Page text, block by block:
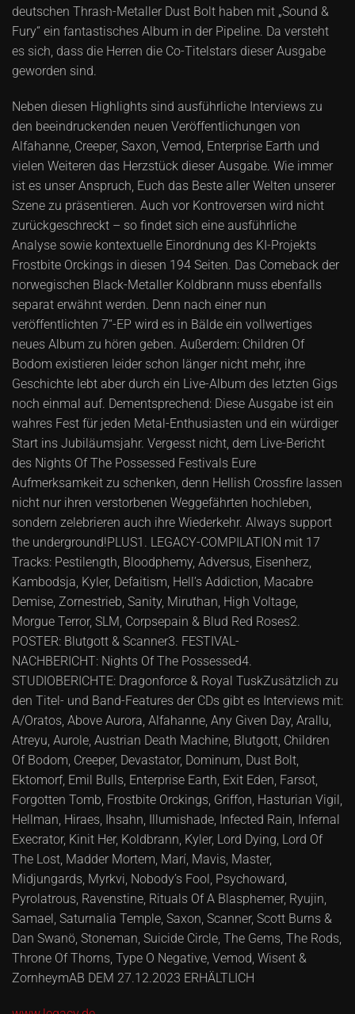
deutschen Thrash-Metaller Dust Bolt haben mit „Sound &
Fury“ ein fantastisches Album in der Pipeline. Da versteht
es sich, dass die Herren die Co-Titelstars dieser Ausgabe
geworden sind.
Neben diesen Highlights sind ausführliche Interviews zu
den beeindruckenden neuen Veröffentlichungen von
Alfahanne, Creeper, Saxon, Vemod, Enterprise Earth und
vielen Weiteren das Herzstück dieser Ausgabe. Wie immer
ist es unser Anspruch, Euch das Beste aller Welten unserer
Szene zu präsentieren. Auch vor Kontroversen wird nicht
zurückgeschreckt – so findet sich eine ausführliche
Analyse sowie kontextuelle Einordnung des KI-Projekts
Frostbite Orckings in diesen 194 Seiten. Das Comeback der
norwegischen Black-Metaller Koldbrann muss ebenfalls
separat erwähnt werden. Denn nach einer nun
veröffentlichten 7“-EP wird es in Bälde ein vollwertiges
neues Album zu hören geben. Außerdem: Children Of
Bodom existieren leider schon länger nicht mehr, ihre
Geschichte lebt aber durch ein Live-Album des letzten Gigs
noch einmal auf. Dementsprechend: Diese Ausgabe ist ein
wahres Fest für jeden Metal-Enthusiasten und ein würdiger
Start ins Jubiläumsjahr. Vergesst nicht, dem Live-Bericht
des Nights Of The Possessed Festivals Eure
Aufmerksamkeit zu schenken, denn Hellish Crossfire lassen
nicht nur ihren verstorbenen Weggefährten hochleben,
sondern zelebrieren auch ihre Wiederkehr. Always support
the underground!PLUS1. LEGACY-COMPILATION mit 17
Tracks: Pestilength, Bloodphemy, Adversus, Eisenherz,
Kambodsja, Kyler, Defaitism, Hell’s Addiction, Macabre
Demise, Zornestrieb, Sanity, Miruthan, High Voltage,
Morgue Terror, SLM, Corpsepain & Blud Red Roses2.
POSTER: Blutgott & Scanner3. FESTIVAL-
NACHBERICHT: Nights Of The Possessed4.
STUDIOBERICHTE: Dragonforce & Royal TuskZusätzlich zu
den Titel- und Band-Features der CDs gibt es Interviews mit:
A/Oratos, Above Aurora, Alfahanne, Any Given Day, Arallu,
Atreyu, Aurole, Austrian Death Machine, Blutgott, Children
Of Bodom, Creeper, Devastator, Dominum, Dust Bolt,
Ektomorf, Emil Bulls, Enterprise Earth, Exit Eden, Farsot,
Forgotten Tomb, Frostbite Orckings, Griffon, Hasturian Vigil,
Hellman, Hiraes, Ihsahn, Illumishade, Infected Rain, Infernal
Execrator, Kinit Her, Koldbrann, Kyler, Lord Dying, Lord Of
The Lost, Madder Mortem, Marí, Mavis, Master,
Midjungards, Myrkvi, Nobody’s Fool, Psychoward,
Pyrolatrous, Ravenstine, Rituals Of A Blasphemer, Ryujin,
Samael, Saturnalia Temple, Saxon, Scanner, Scott Burns &
Dan Swanö, Stoneman, Suicide Circle, The Gems, The Rods,
Throne Of Thorns, Type O Negative, Vemod, Wisent &
ZornheymAB DEM 27.12.2023 ERHÄLTLICH